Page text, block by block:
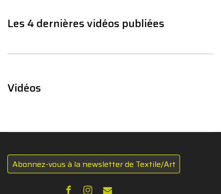
Les 4 dernières vidéos publiées
Vidéos
Abonnez-vous à la newsletter de Textile/Art